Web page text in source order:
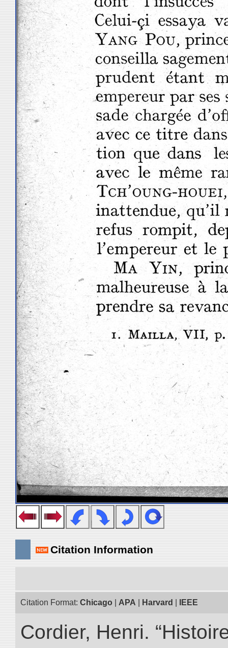
Citation Information
Citation Format: Chicago APA Harvard IEEE
Cordier, Henri.